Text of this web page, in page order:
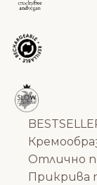
Отлично
Прикрива